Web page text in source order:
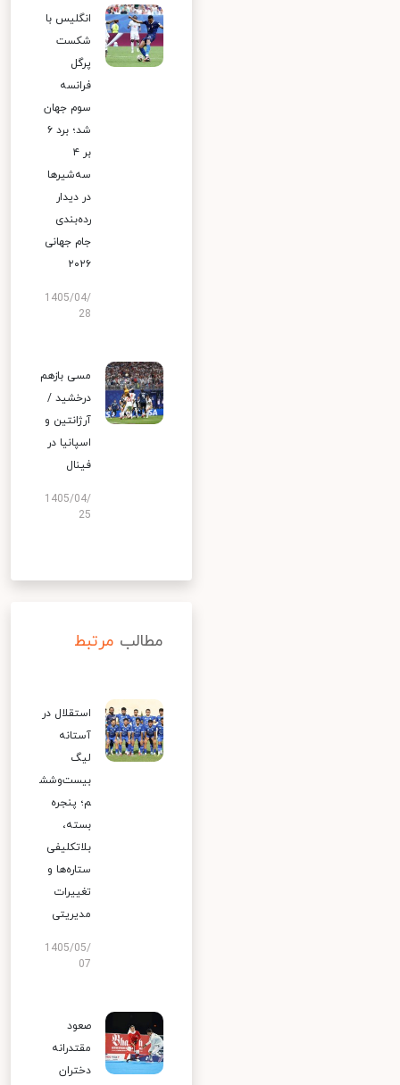
انگلیس با
شکست
پرگل
فرانسه
سوم جهان
شد؛ برد ۶
بر ۴
سه‌شیرها
در دیدار
رده‌بندی
جام جهانی
۲۰۲۶
1405/04/
28
مسی بازهم
درخشید /
آرژانتین و
اسپانیا در
فینال
1405/04/
25
مطالب مرتبط
استقلال در
آستانه
لیگ
بیست‌وشش
م؛ پنجره
بسته،
بلاتکلیفی
ستاره‌ها و
تغییرات
مدیریتی
1405/05/
07
صعود
مقتدرانه
دختران